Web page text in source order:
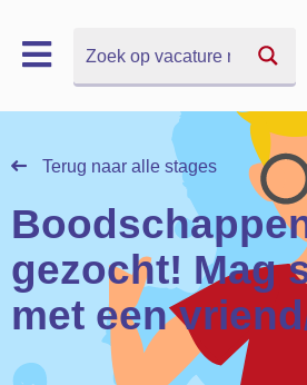
Terug naar alle stages
gezocht! Mag
met een